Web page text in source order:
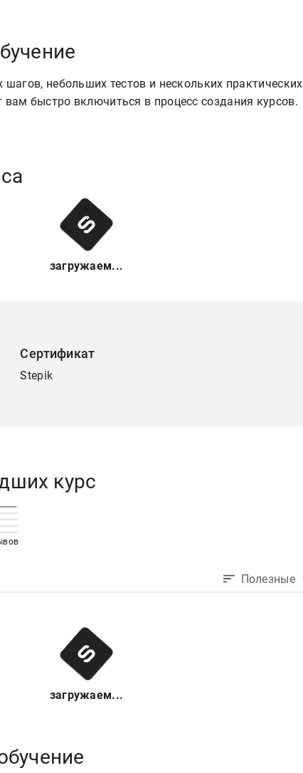
шагов, небольших тестов и нескольких практических
быстро включиться в процесс создания курсов.
загружаем...
Сертификат
Stepik
курс
Полезные
загружаем...